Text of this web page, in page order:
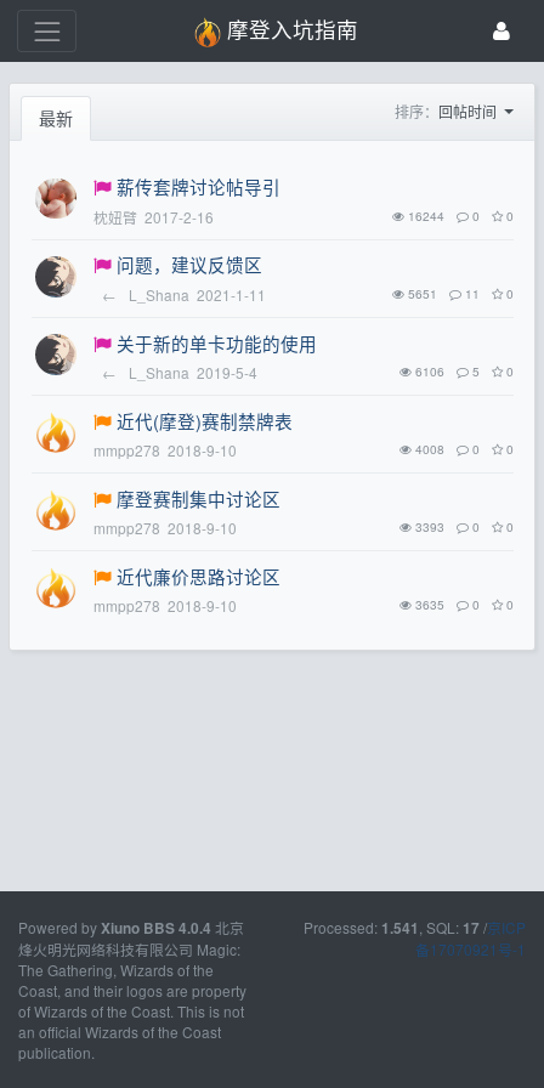
摩登入坑指南
最新 排序： 回帖时间
薪传套牌讨论帖导引
枕妞臂 2017-2-16 16244 0 0
问题，建议反馈区
← L_Shana 2021-1-11 5651 11 0
关于新的单卡功能的使用
← L_Shana 2019-5-4 6106 5 0
近代(摩登)赛制禁牌表
mmpp278 2018-9-10 4008 0 0
摩登赛制集中讨论区
mmpp278 2018-9-10 3393 0 0
近代廉价思路讨论区
mmpp278 2018-9-10 3635 0 0
Powered byXiuno BBS4.0.4 北京
烽火明光网络科技有限公司 Magic:
The Gathering, Wizards of the
Coast, and their logos are property
of Wizards of the Coast. This is not
an official Wizards of the Coast
publication.
Processed: 1.541 , SQL: 17 /京ICP
备17070921号-1